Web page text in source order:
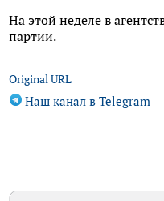
На этой неделе в
партии.
Original URL
Наш канал в Telegram